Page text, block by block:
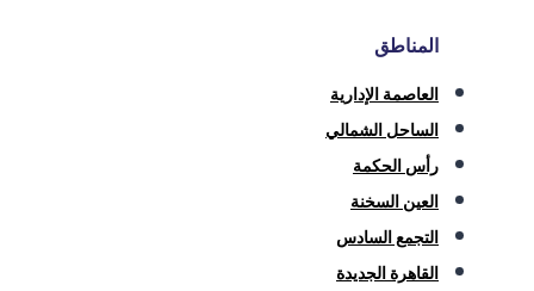
المناطق
العاصمة الإدارية
الساحل الشمالي
رأس الحكمة
العين السخنة
التجمع السادس
القاهرة الجديدة